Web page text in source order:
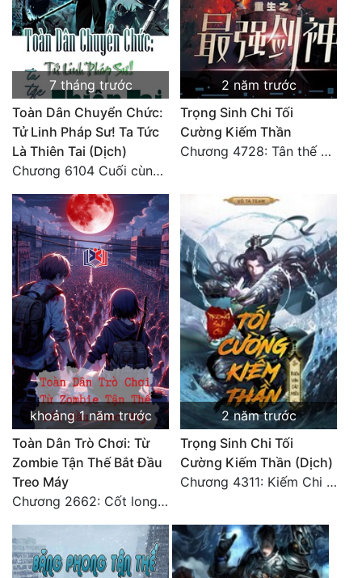
7 tháng trước
Toàn Dân Chuyển Chức:
Tử Linh Pháp Sư! Ta Tức
Là Thiên Tai (Dịch)
Chương 6104 Cuối cùng (HẾT)
2 năm trước
Trọng Sinh Chi Tối
Cường Kiếm Thần
Chương 4728: Tân thế giới (đại kết cục) (10)
khoảng 1 năm trước
Toàn Dân Trò Chơi: Từ
Zombie Tận Thế Bắt Đầu
Treo Máy
Chương 2662: Cốt long tiểu đội
2 năm trước
Trọng Sinh Chi Tối
Cường Kiếm Thần (Dịch)
Chương 4311: Kiếm Chi Sở Chỉ